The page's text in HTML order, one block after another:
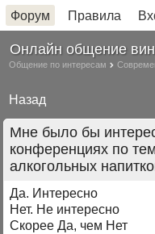
Форум Правила
Онлайн общение
Общение по интересам
Назад
Мне было бы
конференциях по
алкогольных
Да. Интересно
Нет. Не интересно
Скорее Да, чем Нет